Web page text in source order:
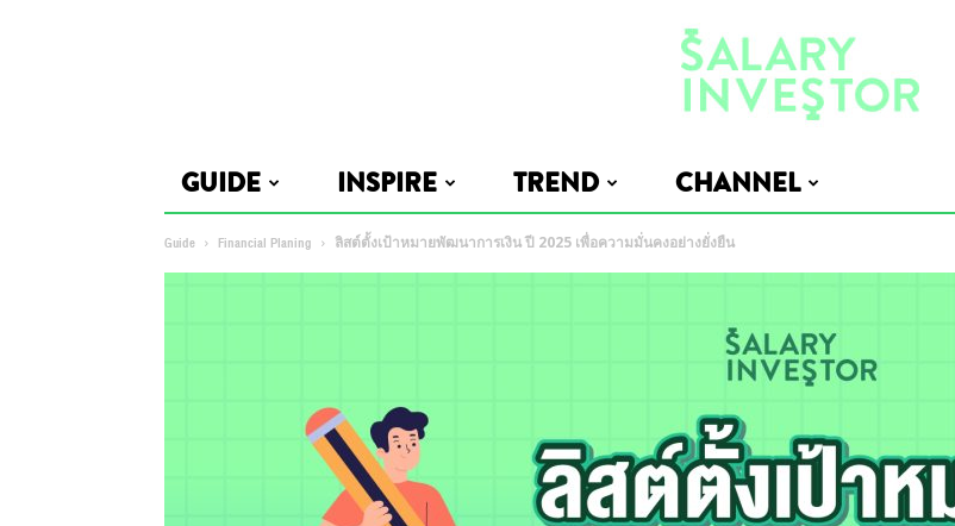
Salary
Investor
GUIDE INSPIRE TREND CHANNEL
Guide Financial Planing ลิสต์ตั้งเป้าหมายพัฒนาการเงิน ปี 2025 เพื่อความมั่นคงอย่างยั่งยืน